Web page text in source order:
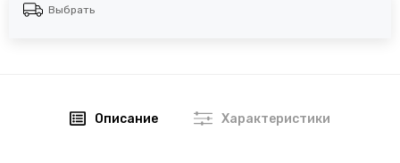
Выбрать
Описание Характеристики